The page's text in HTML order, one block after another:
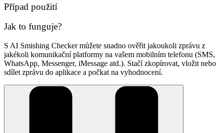
Případ použití
Jak to funguje?
S AI Smishing Checker můžete snadno ověřit jakoukoli zprávu z
jakékoli komunikační platformy na vašem mobilním telefonu (SMS,
WhatsApp, Messenger, iMessage atd.). Stačí zkopírovat, vložit nebo
sdílet zprávu do aplikace a počkat na vyhodnocení.